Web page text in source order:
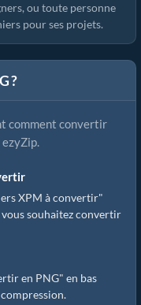
ou toute personne
pour ses projets.
?
comment convertir
ezyZip.
XPM à convertir"
souhaitez convertir
en PNG" en bas